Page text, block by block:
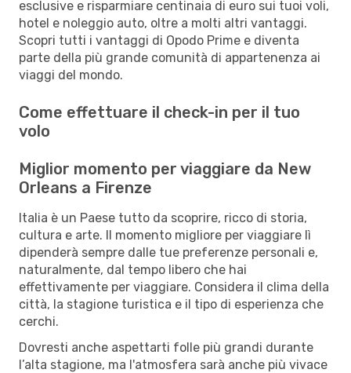
esclusive e risparmiare centinaia di euro sui tuoi voli,
hotel e noleggio auto, oltre a molti altri vantaggi.
Scopri tutti i vantaggi di Opodo Prime e diventa
parte della più grande comunità di appartenenza ai
viaggi del mondo.
Come effettuare il check-in per il tuo
volo
Miglior momento per viaggiare da New
Orleans a Firenze
Italia è un Paese tutto da scoprire, ricco di storia,
cultura e arte. Il momento migliore per viaggiare lì
dipenderà sempre dalle tue preferenze personali e,
naturalmente, dal tempo libero che hai
effettivamente per viaggiare. Considera il clima della
città, la stagione turistica e il tipo di esperienza che
cerchi.
Dovresti anche aspettarti folle più grandi durante
l’alta stagione, ma l'atmosfera sarà anche più vivace